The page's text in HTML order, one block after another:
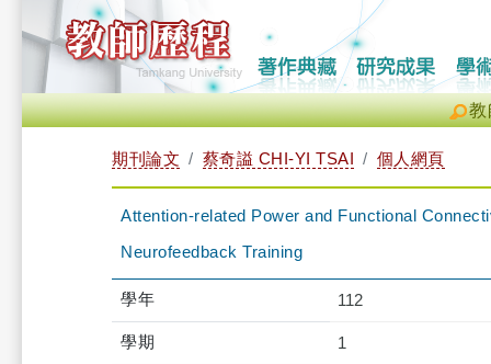
教
期刊論文 蔡奇謚 CHI-YI TSAI 個人網頁
Attention-related Power and Functional
Neurofeedback Training
學年 112
學期 1